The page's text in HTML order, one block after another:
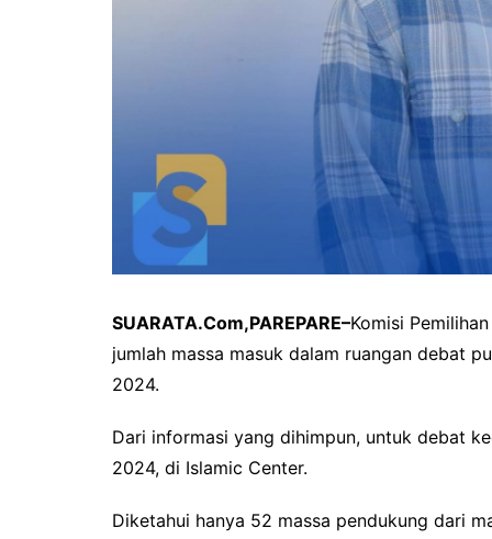
SUARATA.Com,PAREPARE–Komisi
jumlah massa masuk dalam ruangan debat
2024.
Dari informasi yang dihimpun, untuk debat
2024, di Islamic Center.
Diketahui hanya 52 massa pendukung dari